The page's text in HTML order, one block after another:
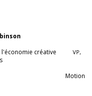
créative VP,